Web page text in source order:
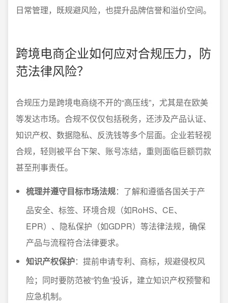
日常管理，既规避风险，也提升品牌信誉和溢价空间。
跨境电商企业如何应对合规压力，防
范法律风险？
合规压力是跨境电商绕不开的“高压线”，尤其是在欧美
等发达市场。合规不仅仅包括税务，还涉及产品认证、
知识产权、数据隐私、反洗钱等多个层面。企业若轻视
合规，轻则被平台下架、账号冻结，重则面临巨额罚款
甚至刑事责任。
梳理并遵守目标市场法规：了解和遵循各国关于产
品安全、标签、环境合规（如RoHS、CE、
EPR）、隐私保护（如GDPR）等法律法规，确保
产品与流程符合法律要求。
知识产权保护：提前申请专利、商标，规避侵权风
险；同时要防范被“钓鱼”投诉，建立知识产权预警和
应急机制。